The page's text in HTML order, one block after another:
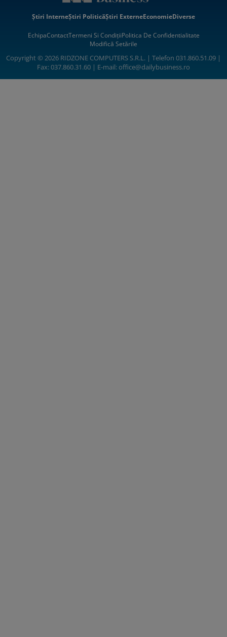
Știri InterneȘtiri PoliticăȘtiri ExterneEconomieDiverse
EchipaContactTermeni Si CondițiiPolitica De Confidentialitate
Modifică Setările
Copyright © 2026 RIDZONE COMPUTERS S.R.L. | Telefon 031.860.51.09 |
Fax: 037.860.31.60 | E-mail:office@dailybusiness.ro